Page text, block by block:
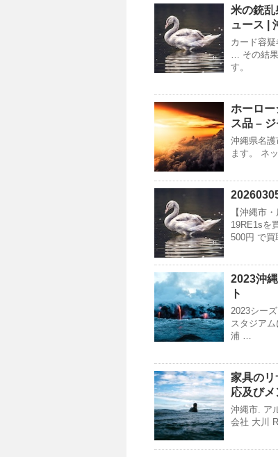
米の銃乱
ュース |
カード容
… その結果
す。
ホーロー
ス品 –
沖縄県名
ます。 ネ
【沖縄市
19RE1sを
500円 で
2023沖縄
ト
2023シー
スタジア
浦 …
家具の
応及び
沖縄市. ア
会社 大川